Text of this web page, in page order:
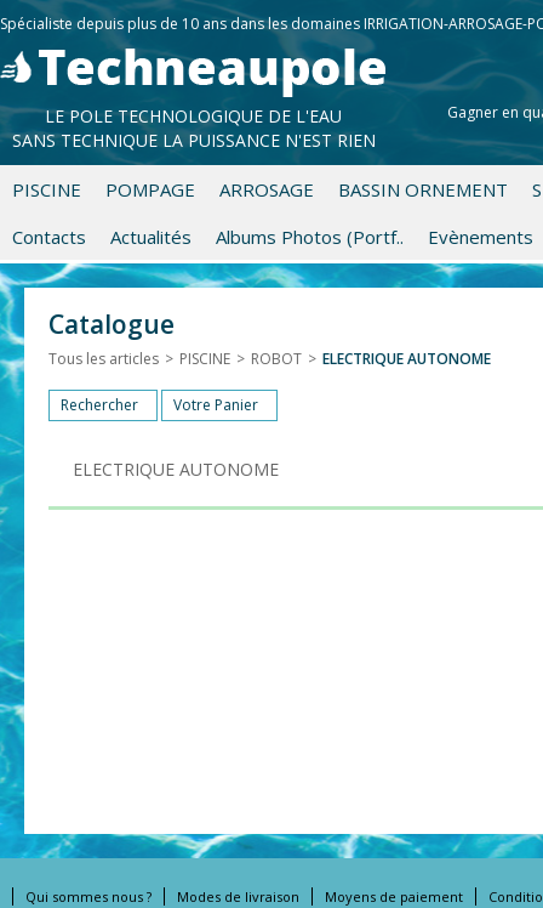
Spécialiste depuis plus de 10 ans dans les domaines IRRIGATION-ARROSAGE-
Gagner en
LE POLE TECHNOLOGIQUE DE L'EAU
SANS TECHNIQUE LA PUISSANCE N'EST RIEN
PISCINE POMPAGE ARROSAGE BASSIN ORNEMENT
Contacts
Actualités Albums Photos (Portf.. Evènements
Catalogue
Tous les articles > PISCINE > ROBOT > ELECTRIQUE AUTONOME
Rechercher Votre Panier
ELECTRIQUE AUTONOME
Qui sommes nous ? Modes de livraison Moyens de paiement